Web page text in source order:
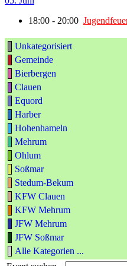
18:00 - 20:00
Unkategorisiert
Gemeinde
Bierbergen
Clauen
Equord
Harber
Hohenhameln
Mehrum
Ohlum
Soßmar
Stedum-Bekum
KFW Clauen
KFW Mehrum
JFW Mehrum
JFW Soßmar
Alle Kategorien ...